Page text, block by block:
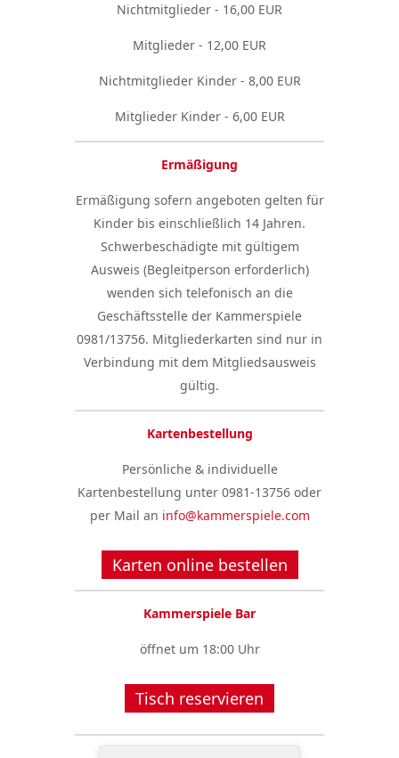
Nichtmitglieder - 16,00 EUR
Mitglieder - 12,00 EUR
Nichtmitglieder Kinder - 8,00 EUR
Mitglieder Kinder - 6,00 EUR
Ermäßigung
Ermäßigung sofern angeboten gelten für
Kinder bis einschließlich 14 Jahren.
Schwerbeschädigte mit gültigem
Ausweis (Begleitperson erforderlich)
wenden sich telefonisch an die
Geschäftsstelle der Kammerspiele
0981/13756. Mitgliederkarten sind nur in
Verbindung mit dem Mitgliedsausweis
gültig.
Kartenbestellung
Persönliche & individuelle
Kartenbestellung unter 0981-13756 oder
per Mail an info@kammerspiele.com
Karten online bestellen
Kammerspiele Bar
öffnet um 18:00 Uhr
Tisch reservieren